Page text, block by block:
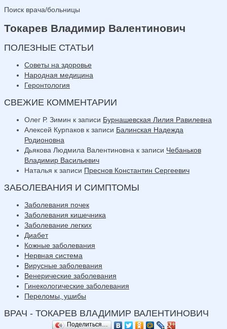
Поиск врача/больницы
Токарев Владимир Валентинович
ПОЛЕЗНЫЕ СТАТЬИ
Советы на здоровье
Народная медицина
Геронтология
СВЕЖИЕ КОММЕНТАРИИ
Олег Р. Зимин к записи Бурнашевская Лилия Равилевна
Алексей Курпаков к записи Балинская Надежда
Родионовна
Дьякова Людмила Валентиновна к записи Чебаньков
Владимир Васильевич
Наталья к записи Преснов Константин Сергеевич
ЗАБОЛЕВАНИЯ И СИМПТОМЫ
Заболевания почек
Заболевания кишечника
Заболевание легких
Диабет
Кожные заболевания
Нервная система
Вирусные заболевания
Венерические заболевания
Гинекологические заболевания
Переломы, ушибы
ВРАЧ - ТОКАРЕВ ВЛАДИМИР ВАЛЕНТИНОВИЧ
Поделиться…